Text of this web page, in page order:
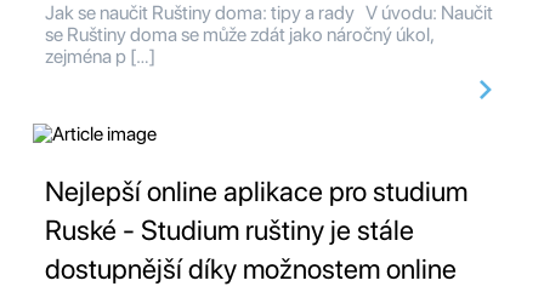
Jak se naučit Ruštiny doma: tipy a rady V úvodu: Naučit
se Ruštiny doma se může zdát jako náročný úkol,
zejména p […]
Nejlepší online aplikace pro studium
Ruské - Studium ruštiny je stále
dostupnější díky možnostem online